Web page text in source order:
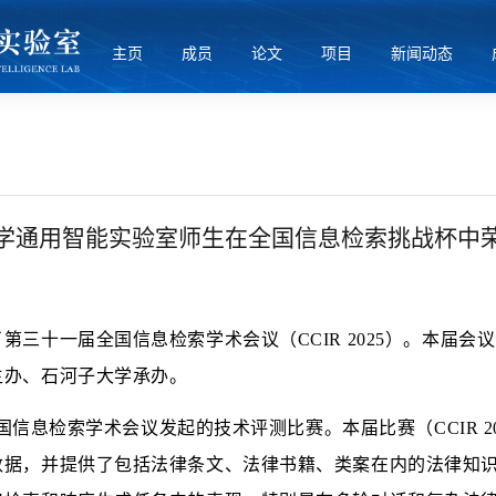
主页 成员 论文 项目 新闻动态
通用智能实验室师生在全国信息检索挑战杯中
三十一届全国信息检索学术会议（CCIR 2025）。本届会
、石河子大学承办。
息检索学术会议发起的技术评测比赛。本届比赛（CCIR
，并提供了包括法律条文、法律书籍、类案在内的法律知